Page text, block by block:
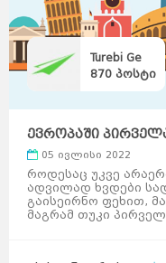
Turebi Ge
870 პოსტი
ევროპაში
იცოდეთ ...
05 ივლისი 2022
როდესაც უკვე
ადვილად ხვდები
გაისეირნო ფეხით,
მაგრამ თუკი